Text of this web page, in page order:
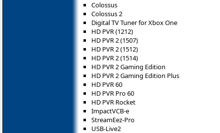
Colossus
Colossus 2
Digital TV Tuner for Xbox One
HD PVR (1212)
HD PVR 2 (1507)
HD PVR 2 (1512)
HD PVR 2 (1514)
HD PVR 2 Gaming Edition
HD PVR 2 Gaming Edition Plus
HD PVR 60
HD PVR Pro 60
HD PVR Rocket
ImpactVCB-e
StreamEez-Pro
USB-Live2